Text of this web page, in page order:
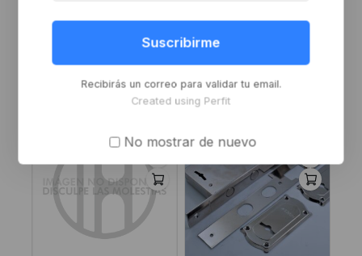
Cerradura ACYTRA 006
Cerradura CANDEX 2000
sin cilindro
precio
Suscribirme
Recibirás un correo para validar tu email.
Created using Perfit
No mostrar de nuevo